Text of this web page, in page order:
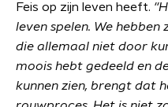
Feis op zijn leven heeft.
leven spelen. We hebben
die allemaal niet door
moois hebt gedeeld en
kunnen zien, brengt dat